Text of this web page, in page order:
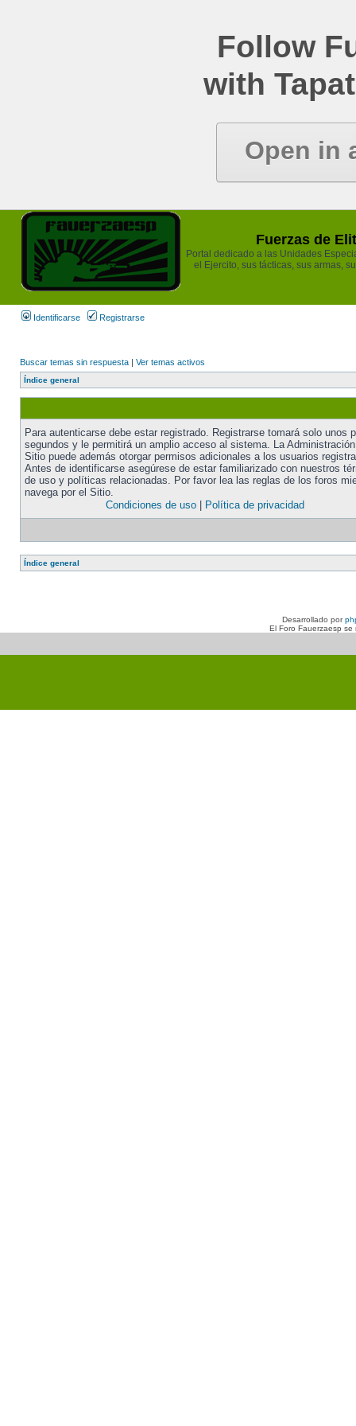
Follow
with
Open in
Fuerzas de
Portal dedicado a las Unidades
el Ejercito, sus tácticas, sus armas,
Identificarse Registrarse
Buscar temas sin respuesta | Ver temas activos
Índice general
Para autenticarse debe estar registrado. Registrarse tomará solo unos
segundos y le permitirá un amplio acceso al sistema. La
Sitio puede además otorgar permisos adicionales a los usuarios
Antes de identificarse asegúrese de estar familiarizado con nuestros
de uso y políticas relacionadas. Por favor lea las reglas de los foros
navega por el Sitio.
Condiciones de uso| Política de privacidad
Índice general
Desarrollado por
El Foro Fauerzaesp